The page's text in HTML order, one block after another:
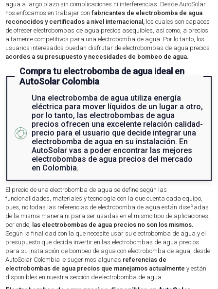
agua a largo plazo sin complicaciones ni interferencias. Desde AutoSolar
nos enfocamos en trabajar confabricantes de electrobomba de agua
reconocidos y certificados a nivel internacional, los cuales son capaces
de ofrecer electrobombas de agua precios asequibles, así como, a precios
altamente competitivos para una electrobomba de agua. Por lo tanto, los
usuarios interesados puedan disfrutar de electrobombas de agua precios
acordes a su presupuesto y necesidades de bombeo de agua.
Compra tu electrobomba de agua ideal en
AutoSolar Colombia
Una electrobomba de agua utiliza energía
eléctrica para mover líquidos de un lugar a otro,
por lo tanto, las electrobombas de agua
precios ofrecen una excelente relación calidad-
precio para el usuario que decide integrar una
electrobomba de agua en su instalación. En
AutoSolar vas a poder encontrar las mejores
electrobombas de agua precios del mercado
en Colombia.
El precio de una electrobomba de agua se define según las
funcionalidades, materiales y tecnología con la que cuenta cada equipo,
pues, no todas las referencias de electrobomba de agua están diseñadas
de la misma manera ni para ser usadas en el mismo tipo de aplicaciones,
por ende, las electrobombas de agua precios no son los mismos.
Según la finalidad con la que necesite usar su electrobomba de agua y el
presupuesto que decida invertir en las electrobombas de agua precios
para su instalación de bombeo de agua con electrobomba de agua, desde
AutoSolar Colombia le sugerimos algunas referencias de
electrobombas de agua precios que manejamos actualmente y están
disponibles en nuestra sección de electrobomba de agua: